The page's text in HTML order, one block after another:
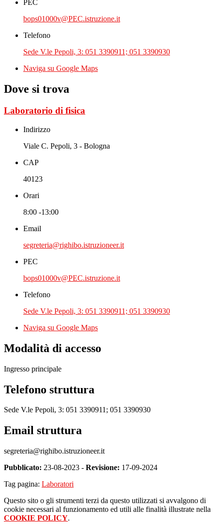
PEC
bops01000v@PEC.istruzione.it
Telefono
Sede V.le Pepoli, 3: 051 3390911; 051 3390930
Naviga su Google Maps
Dove si trova
Laboratorio di fisica
Indirizzo
Viale C. Pepoli, 3 - Bologna
CAP
40123
Orari
8:00 -13:00
Email
segreteria@righibo.istruzioneer.it
PEC
bops01000v@PEC.istruzione.it
Telefono
Sede V.le Pepoli, 3: 051 3390911; 051 3390930
Naviga su Google Maps
Modalità di accesso
Ingresso principale
Telefono struttura
Sede V.le Pepoli, 3: 051 3390911; 051 3390930
Email struttura
segreteria@righibo.istruzioneer.it
Pubblicato: 23-08-2023 - Revisione: 17-09-2024
Tag pagina: Laboratori
Questo sito o gli strumenti terzi da questo utilizzati si avvalgono di
cookie necessari al funzionamento ed utili alle finalità illustrate nella
COOKIE POLICY.